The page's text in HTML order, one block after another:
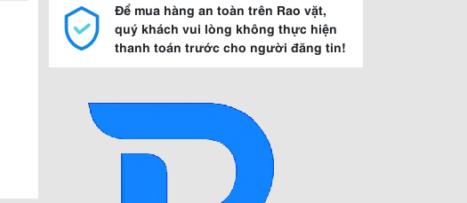
Để mua hàng an toàn trên Rao vặt,
quý khách vui lòng không thực hiện
thanh toán trước cho người đăng tin!